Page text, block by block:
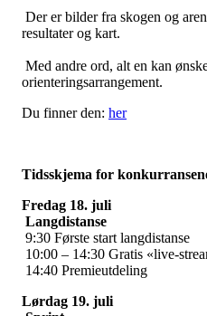
Der er bilder fra skogen og
resultater og kart.
Med andre ord, alt en kan
orienteringsarrangement.
Du finner den: her
Tidsskjema for
Fredag 18. juli
Langdistanse
9:30 Første start langdistanse
10:00 – 14:30 Gratis «live-
14:40 Premieutdeling
Lørdag 19. juli